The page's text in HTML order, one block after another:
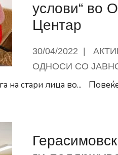
услови“ во
Центар
30/04/2022
ОДНОСИ СО
на стари лица во...